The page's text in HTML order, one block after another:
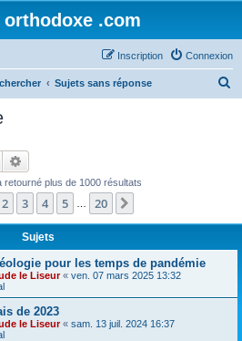
.com
Connexion
Inscription
Sujets sans réponse
Rechercher
retourné plus de 1000 résultats
1sur20
2 3 4 5 20
Sujets
pour les temps de pandémie
le Liseur« ven. 07 mars 2025 13:32
de 2023
le Liseur« sam. 13 juil. 2024 16:37